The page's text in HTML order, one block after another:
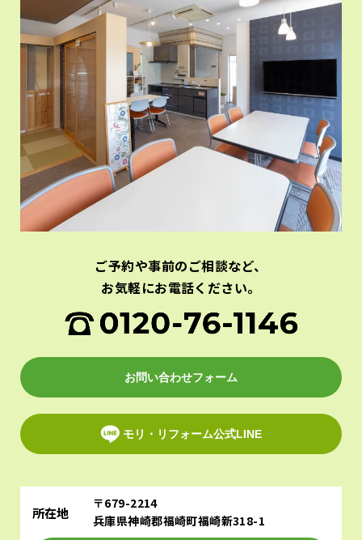
ご予約や事前のご相談など、
お気軽にお電話ください。
お問い合わせフォーム
モリ・リフォーム公式LINE
所在地
〒679-2214
兵庫県神崎郡福崎町福崎新318-1